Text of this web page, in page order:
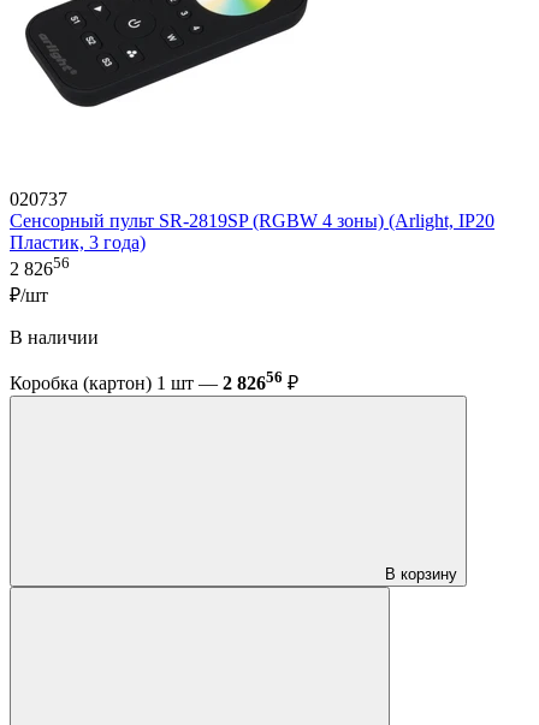
020737
Сенсорный пульт SR-2819SP (RGBW 4 зоны) (Arlight, IP20
Пластик, 3 года)
2 82656
₽/шт
В наличии
Коробка (картон) 1 шт — 2 82656 ₽
В корзину